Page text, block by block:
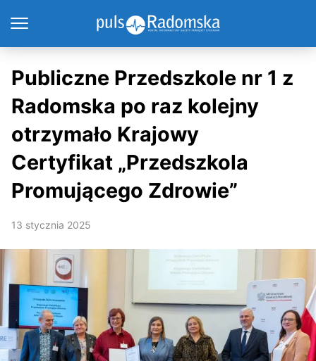
Publiczne Przedszkole nr 1 z
Radomska po raz kolejny
otrzymało Krajowy
Certyfikat „Przedszkola
Promującego Zdrowie”
13 stycznia 2025